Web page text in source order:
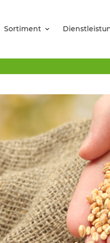
Sortiment